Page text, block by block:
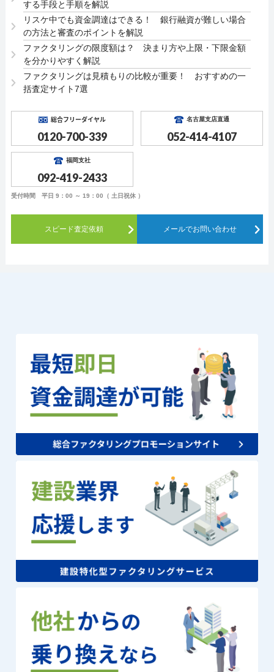
する手段と手順を解説
リスケ中でも資金調達はできる！ 銀行融資が難しい場合
の方法と審査のポイントを解説
ファクタリングの限度額は？ 決まり方や上限・下限金額
を分かりやすく解説
ファクタリングは見積もりの比較が重要！ おすすめの一
括査定サイト7選
総合フリーダイヤル
0120-700-339
名古屋支店直通
052-414-4107
福岡支社
092-419-2433
受付時間 平日 9：00 ～ 19：00（ 土日祝休 ）
スピード査定依頼 メールでお問い合わせ